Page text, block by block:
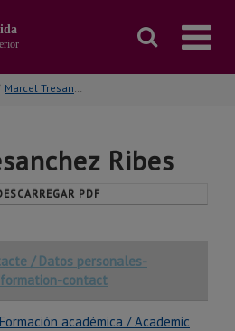
Marcel Tresanchez Ribes
Ribes
PDF
/ Datos personales-
contact
académica / Academic